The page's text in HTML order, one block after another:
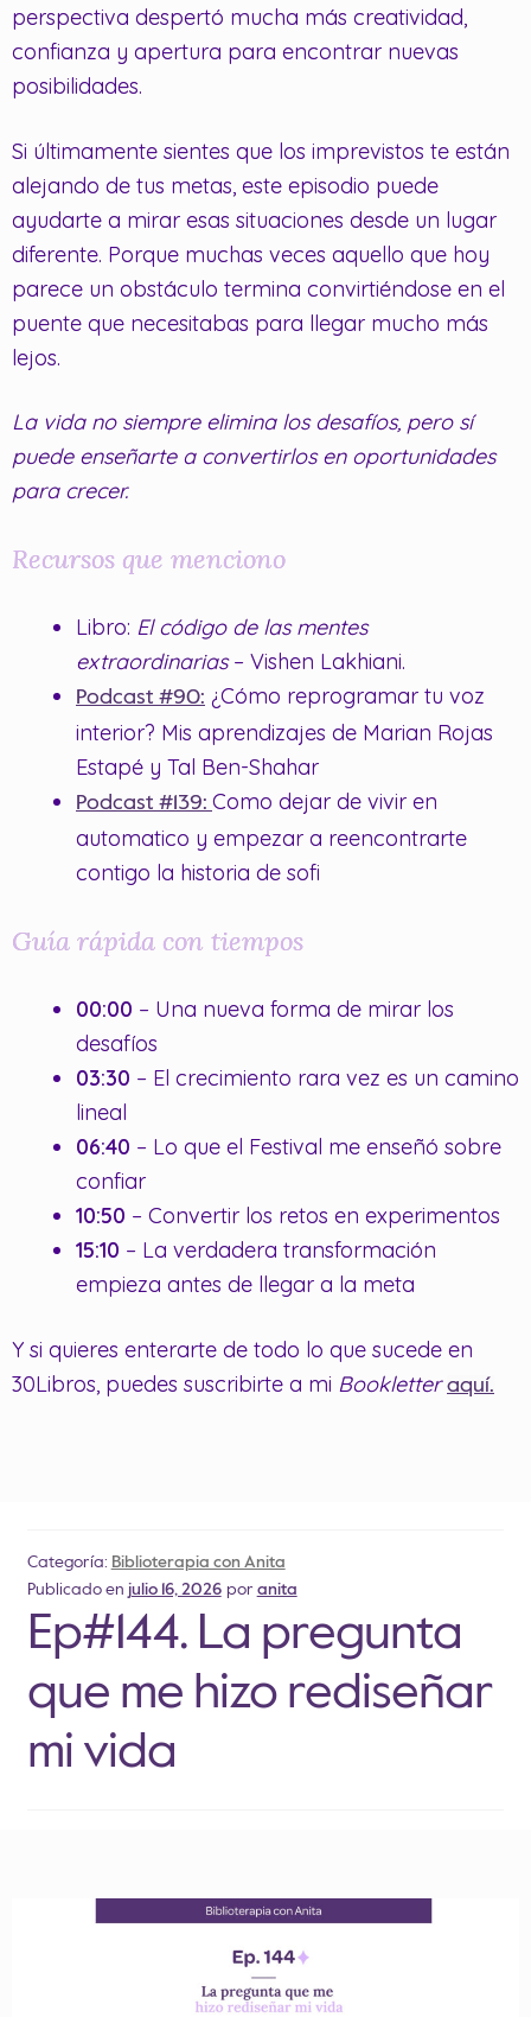
perspectiva despertó mucha más creatividad,
confianza y apertura para encontrar nuevas
posibilidades.
Si últimamente sientes que los imprevistos te están
alejando de tus metas, este episodio puede
ayudarte a mirar esas situaciones desde un lugar
diferente. Porque muchas veces aquello que hoy
parece un obstáculo termina convirtiéndose en el
puente que necesitabas para llegar mucho más
lejos.
La vida no siempre elimina los desafíos, pero sí
puede enseñarte a convertirlos en oportunidades
para crecer.
Recursos que menciono
Libro: El código de las mentes
extraordinarias– Vishen Lakhiani.
Podcast #90: ¿Cómo reprogramar tu voz
interior? Mis aprendizajes de Marian Rojas
Estapé y Tal Ben-Shahar
Podcast #139: Como dejar de vivir en
automatico y empezar a reencontrarte
contigo la historia de sofi
Guía rápida con tiempos
00:00 – Una nueva forma de mirar los
desafíos
03:30 – El crecimiento rara vez es un camino
lineal
06:40 – Lo que el Festival me enseñó sobre
confiar
10:50 – Convertir los retos en experimentos
15:10 – La verdadera transformación
empieza antes de llegar a la meta
Y si quieres enterarte de todo lo que sucede en
30Libros, puedes suscribirte a mi Bookletter aquí.
Categoría: Biblioterapia con Anita
Publicado en julio 16, 2026 por anita
Ep#144. La pregunta
que me hizo rediseñar
mi vida